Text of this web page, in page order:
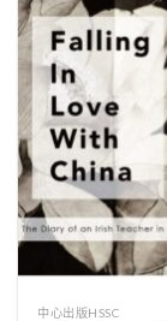
中心出版HSSC